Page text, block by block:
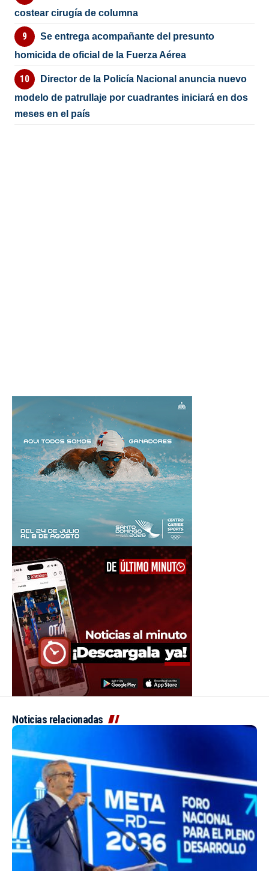
costear cirugía de columna
Se entrega acompañante del presunto
homicida de oficial de la Fuerza Aérea
Director de la Policía Nacional anuncia nuevo
modelo de patrullaje por cuadrantes iniciará en dos
meses en el país
Noticias relacionadas